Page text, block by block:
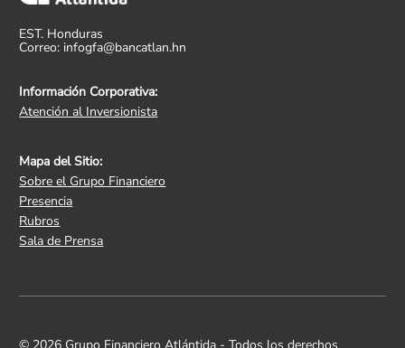
EST. Honduras
Correo: infogfa@bancatlan.hn
Información Corporativa:
Atención al Inversionista
Mapa del Sitio:
Sobre el Grupo Financiero
Presencia
Rubros
Sala de Prensa